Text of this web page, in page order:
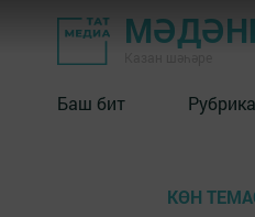
Баш бит
КӨН